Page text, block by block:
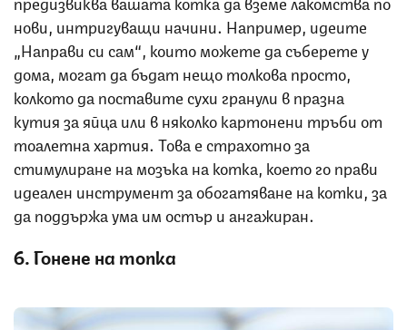
нови, интригуващи начини. Например, идеите
„Направи си сам“, които можете да съберете у
дома, могат да бъдат нещо толкова просто,
колкото да поставите сухи гранули в празна
кутия за яйца или в няколко картонени тръби от
тоалетна хартия. Това е страхотно за
стимулиране на мозъка на котка, което го прави
идеален инструмент за обогатяване на котки, за
да поддържа ума им остър и ангажиран.
6. Гонене на топка